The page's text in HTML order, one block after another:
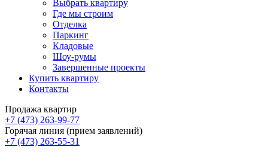
Выбрать квартиру
Где мы строим
Отделка
Паркинг
Кладовые
Шоу-румы
Завершенные проекты
Купить квартиру
Контакты
Продажа квартир
+7 (473) 263-99-77
Горячая линия (прием заявлений)
+7 (473) 263-55-31